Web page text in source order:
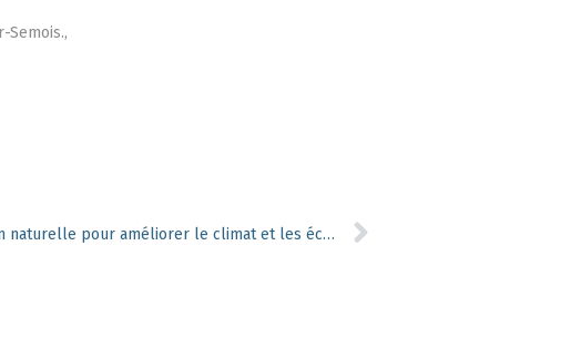
Semois.,
Utiliser la régénération naturelle pour améliorer le climat et les écosystèmes au Sahel